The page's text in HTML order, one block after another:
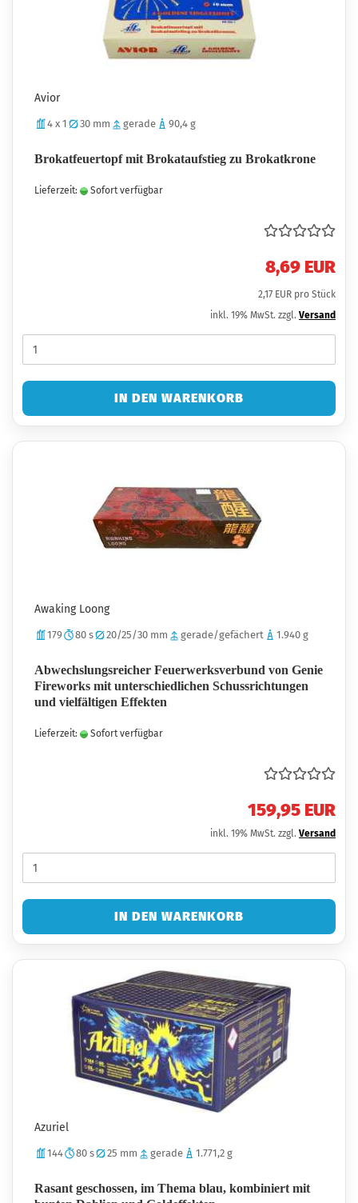
Avior
4 x 1 30 mm gerade 90,4 g
Brokatfeuertopf mit Brokataufstieg zu Brokatkrone
Lieferzeit: Sofort verfügbar
8,69 EUR
2,17 EUR pro Stück
inkl. 19% MwSt. zzgl. Versand
IN DEN WARENKORB
Awaking Loong
179 80 s 20/25/30 mm gerade/gefächert 1.940 g
Abwechslungsreicher Feuerwerksverbund von Genie
Fireworks mit unterschiedlichen Schussrichtungen
und vielfältigen Effekten
Lieferzeit: Sofort verfügbar
159,95 EUR
inkl. 19% MwSt. zzgl. Versand
IN DEN WARENKORB
Azuriel
144 80 s 25 mm gerade 1.771,2 g
Rasant geschossen, im Thema blau, kombiniert mit